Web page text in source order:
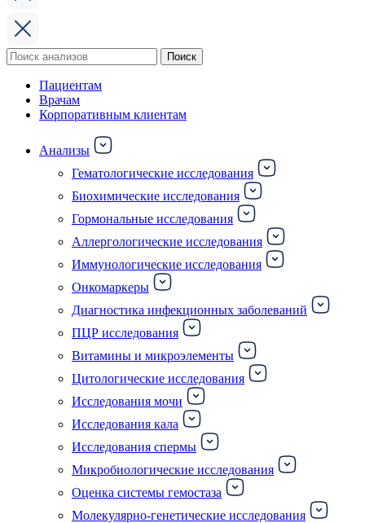
Поиск
по:
Поиск
Пациентам
Врачам
Корпоративным клиентам
Анализы
Гематологические исследования
Биохимические исследования
Гормональные исследования
Аллергологические исследования
Иммунологические исследования
Онкомаркеры
Диагностика инфекционных заболеваний
ПЦР исследования
Витамины и микроэлементы
Цитологические исследования
Исследования мочи
Исследования кала
Исследования спермы
Микробиологические исследования
Оценка системы гемостаза
Молекулярно-генетические исследования